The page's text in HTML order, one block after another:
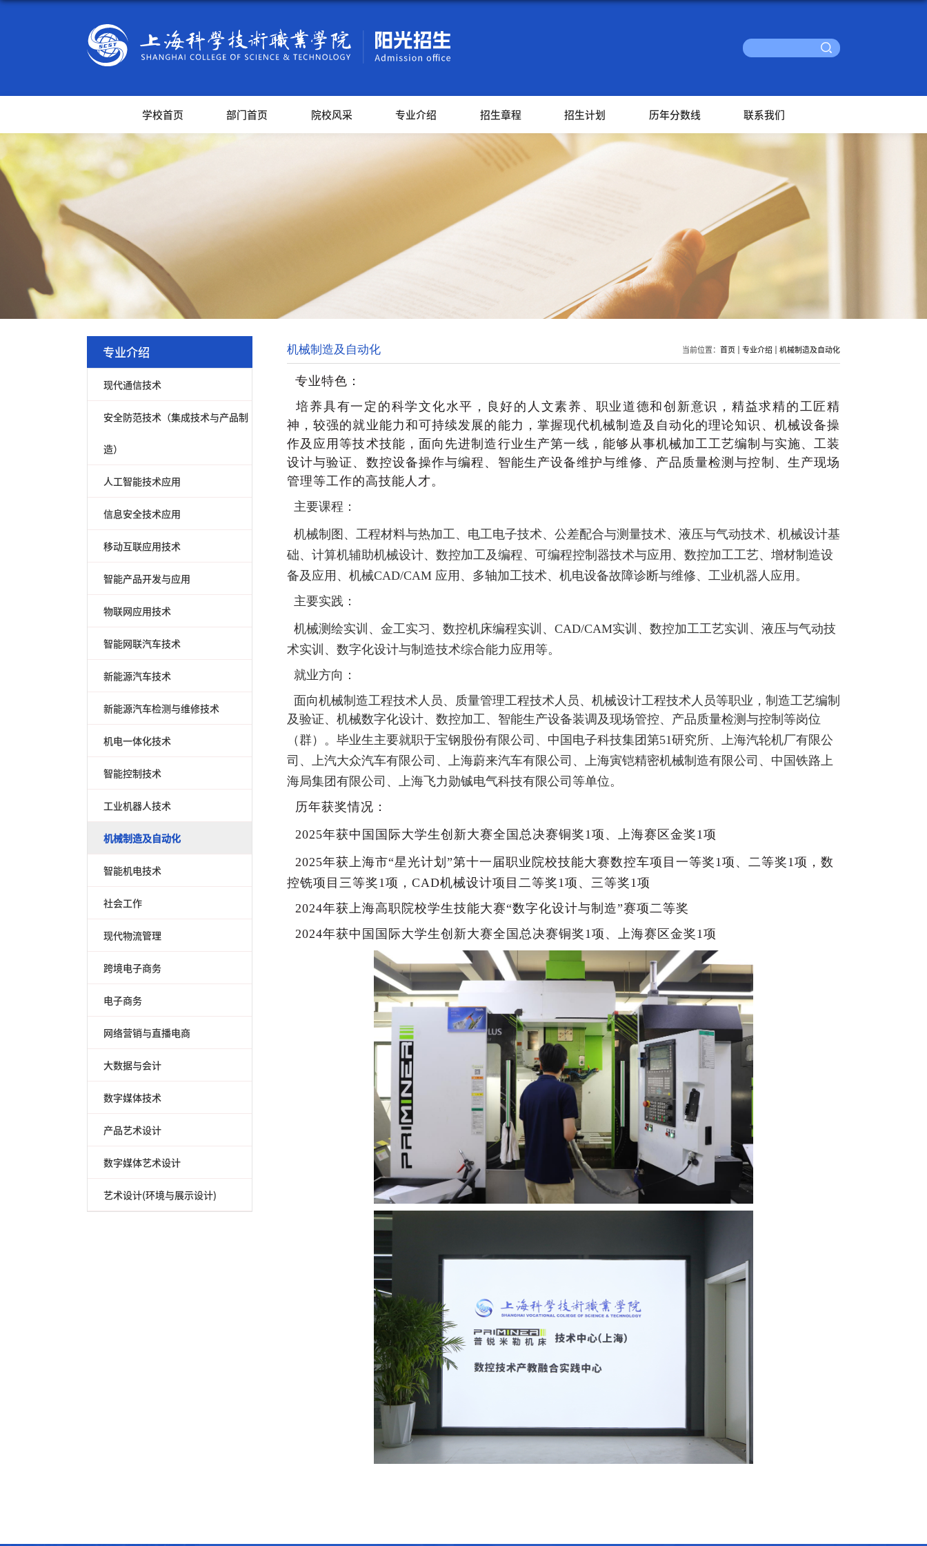
学校首页 部门首页 院校风采 专业介绍 招生章程 招生计划 历年分数线 联系我们
专业介绍
现代通信技术
安全防范技术（集成技术与产品制
造）
人工智能技术应用
信息安全技术应用
移动互联应用技术
智能产品开发与应用
物联网应用技术
智能网联汽车技术
新能源汽车技术
新能源汽车检测与维修技术
机电一体化技术
智能控制技术
工业机器人技术
机械制造及自动化
智能机电技术
社会工作
现代物流管理
跨境电子商务
电子商务
网络营销与直播电商
大数据与会计
数字媒体技术
产品艺术设计
数字媒体艺术设计
艺术设计(环境与展示设计)
当前位置： 首页 专业介绍 机械制造及自动化
机械制造及自动化
专业特色：
培养具有一定的科学文化水平，良好的人文素养、职业道德和创新意识，精益求精的工匠精
神，较强的就业能力和可持续发展的能力，掌握现代机械制造及自动化的理论知识、机械设备操
作及应用等技术技能，面向先进制造行业生产第一线，能够从事机械加工工艺编制与实施、工装
设计与验证、数控设备操作与编程、智能生产设备维护与维修、产品质量检测与控制、生产现场
管理等工作的高技能人才。
主要课程：
机械制图、工程材料与热加工、电工电子技术、公差配合与测量技术、液压与气动技术、机械设计基
础、计算机辅助机械设计、数控加工及编程、可编程控制器技术与应用、数控加工工艺、增材制造设
备及应用、机械CAD/CAM 应用、多轴加工技术、机电设备故障诊断与维修、工业机器人应用。
主要实践：
机械测绘实训、金工实习、数控机床编程实训、 CAD/CAM实训、数控加工工艺实训、液压与气动技
术实训、数字化设计与制造技术综合能力应用等。
就业方向：
面向机械制造工程技术人员、质量管理工程技术人员、机械设计工程技术人员等职业，制造工艺编制
及验证、机械数字化设计、数控加工、智能生产设备装调及现场管控、产品质量检测与控制等岗位
（群）。毕业生主要就职于宝钢股份有限公司、中国电子科技集团第51研究所、上海汽轮机厂有限公
司、上汽大众汽车有限公司、上海蔚来汽车有限公司、上海寅铠精密机械制造有限公司、中国铁路上
海局集团有限公司、上海飞力勋铖电气科技有限公司等单位。
历年获奖情况：
2025年获中国国际大学生创新大赛全国总决赛铜奖1项、上海赛区金奖1项
2025年获上海市“星光计划”第十一届职业院校技能大赛数控车项目 一等奖1项 、 二等奖1项， 数
控铣项目 三等奖1项， CAD机械设计项目二等奖1项、三等奖1项
2024年获上海高职院校学生技能大赛“数字化设计与制造”赛项二等奖
2024年获中国国际大学生创新大赛全国总决赛铜奖1项、上海赛区金奖1项